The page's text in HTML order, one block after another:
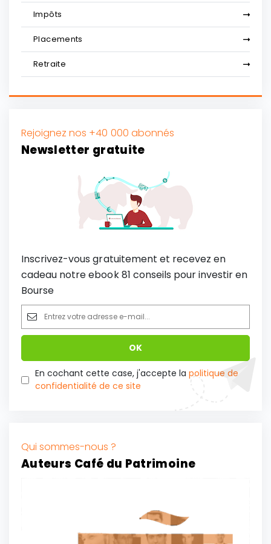
Impôts
Placements
Retraite
Rejoignez nos +40 000 abonnés
Newsletter gratuite
Inscrivez-vous gratuitement et recevez en
cadeau notre ebook 81 conseils pour investir en
Bourse
En cochant cette case, j'accepte la politique de
confidentialité de ce site
Qui sommes-nous ?
Auteurs Café du Patrimoine